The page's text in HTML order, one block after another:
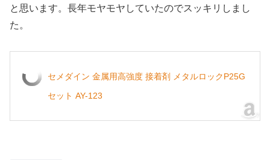
と思います。長年モヤモヤしていたのでスッキリしまし
た。
セメダイン 金属用高強度 接着剤 メタルロックP25G
セット AY-123